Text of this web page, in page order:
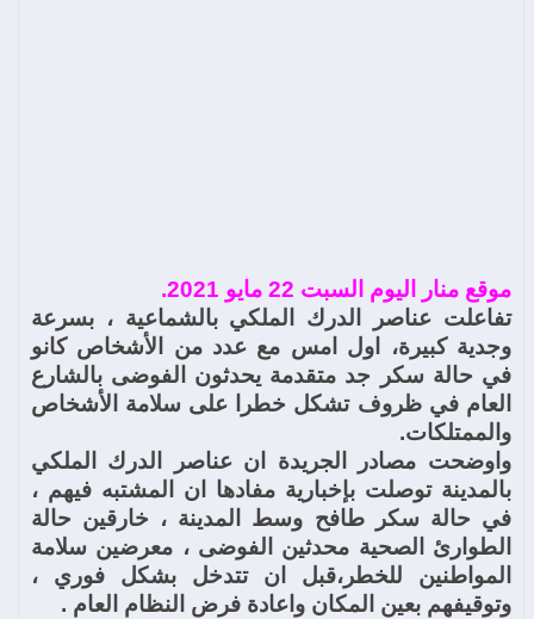
موقع منار اليوم السبت 22 مايو 2021.
تفاعلت عناصر الدرك الملكي بالشماعية ، بسرعة
وجدية كبيرة، اول امس مع عدد من الأشخاص كانو
في حالة سكر جد متقدمة يحدثون الفوضى بالشارع
العام في ظروف تشكل خطرا على سلامة الأشخاص
والممتلكات.
واوضحت مصادر الجريدة ان عناصر الدرك الملكي
بالمدينة توصلت بإخبارية مفادها ان المشتبه فيهم ،
في حالة سكر طافح وسط المدينة ، خارقين حالة
الطوارئ الصحية محدثين الفوضى ، معرضين سلامة
المواطنين للخطر،قبل ان تتدخل بشكل فوري ،
وتوقيفهم بعين المكان واعادة فرض النظام العام .